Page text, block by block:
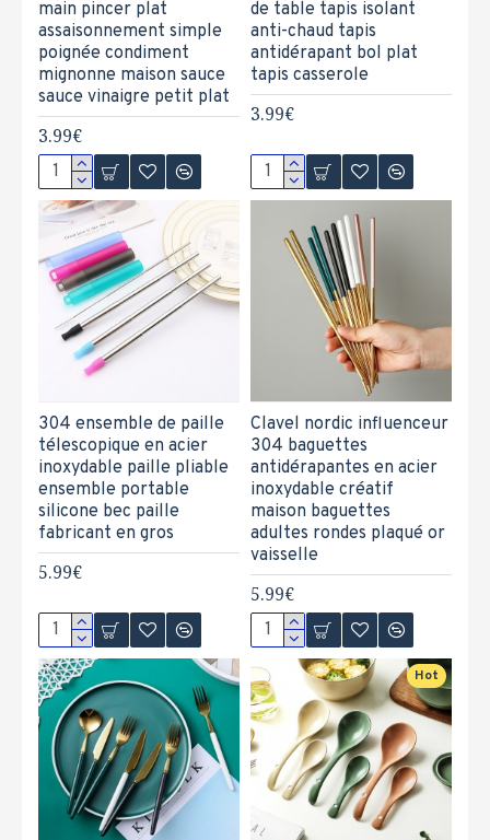
main pincer plat
assaisonnement simple
poignée condiment
mignonne maison sauce
sauce vinaigre petit plat
3.99€
de table tapis isolant
anti-chaud tapis
antidérapant bol plat
tapis casserole
3.99€
304 ensemble de paille
télescopique en acier
inoxydable paille pliable
ensemble portable
silicone bec paille
fabricant en gros
5.99€
Clavel nordic influenceur
304 baguettes
antidérapantes en acier
inoxydable créatif
maison baguettes
adultes rondes plaqué or
vaisselle
5.99€
Hot